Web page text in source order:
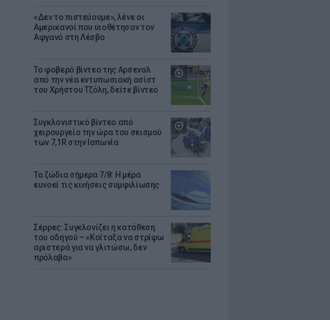
«Δεν το πιστεύουμε», λένε οι
Αμερικανοί που υιοθέτησαν τον
Αφγανό στη Λέσβο
Το φοβερό βίντεο της Αρσεναλ
από την νέα εντυπωσιακή ασίστ
του Χρήστου Τζόλη, δείτε βίντεο
Συγκλονιστικό βίντεο από
χειρουργείο την ώρα του σεισμού
των 7,1R στην Ιαπωνία
Τα ζώδια σήμερα 7/8: Η μέρα
ευνοεί τις κινήσεις συμφιλίωσης
Σέρρες: Συγκλονίζει η κατάθεση
του οδηγού – «Κοίταξα να στρίψω
αριστερά για να γλιτώσω, δεν
πρόλαβα»